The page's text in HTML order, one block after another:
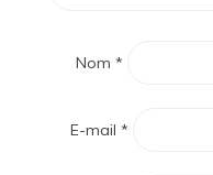
Nom *
E-mail *